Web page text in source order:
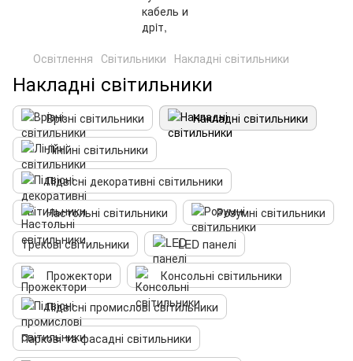
Освітлення Світильники Накладні світильники
Накладні світильники
Врізні світильники
Накладні світильники
Лінійні світильники
Підвісні декоративні світильники
Настольні світильники
Розумні світильники
Трекові світильники
LED панелі
Прожектори
Консольні світильники
Підвісні промислові світильники
Паркові та фасадні світильники